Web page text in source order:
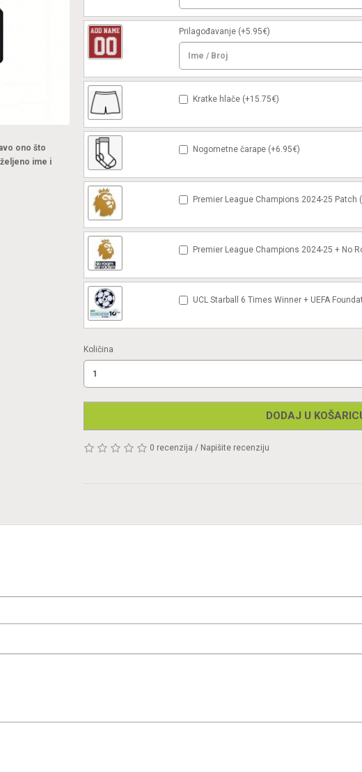
ono što
ime i
Prilagođavanje(+5.95€)
Kratke hlače (+15.75€)
Nogometne čarape (+6.95€)
Premier League Champions 2024-25 Patch
Premier League Champions 2024-25 + No
UCL Starball 6 Times Winner + UEFA
Količina
DODAJ U
0 recenzija / Napišite recenziju